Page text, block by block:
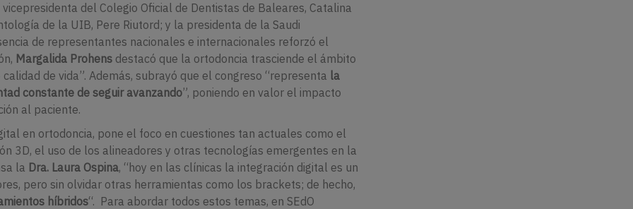
del Colegio Oficial de Dentistas de Baleares, Catalina
de la UIB, Pere Riutord; y la presidenta de la Saudi
de representantes nacionales e internacionales reforzó el
Margalida Prohens destacó que la ortodoncia trasciende el ámbito
de vida”. Además, subrayó que el congreso “representa la
constante de seguir avanzando”, poniendo en valor el impacto
al paciente.
en ortodoncia, pone el foco en cuestiones tan actuales como el
3D, el uso de los alineadores y otras tecnologías emergentes en la
la Dra. Laura Ospina, “hoy en las clínicas la integración digital es un
pero sin olvidar otras herramientas como los brackets; de hecho,
híbridos“. Para abordar todos estos temas, en SEdO